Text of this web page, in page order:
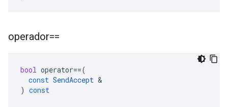
operador==
bool operator==(
const SendAccept &
) const